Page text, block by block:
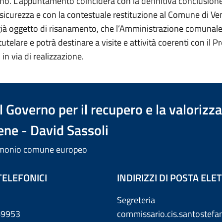
e con la contestuale restituzione al Comune di
oggetto di risanamento, che l’Amministrazione
e potrà destinare a visite e attività coerenti con il
via di realizzazione.
per il recupero e la
- David Sassoli
comune europeo
INDIRIZZI DI POSTA
Segreteria